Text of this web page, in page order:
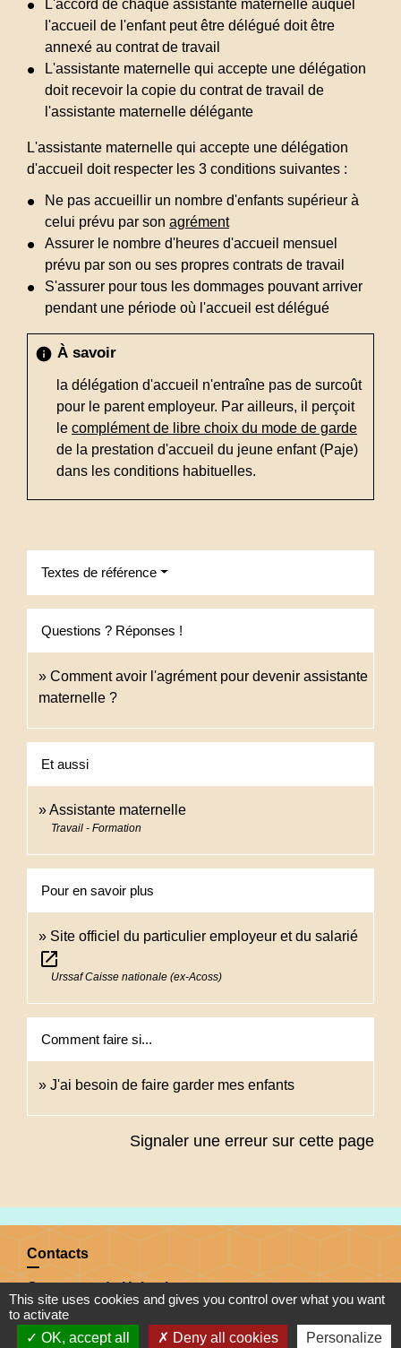
L'accord de chaque assistante maternelle auquel
l'accueil de l'enfant peut être délégué doit être
annexé au contrat de travail
L'assistante maternelle qui accepte une délégation
doit recevoir la copie du contrat de travail de
l'assistante maternelle délégante
L'assistante maternelle qui accepte une délégation
d'accueil doit respecter les 3 conditions suivantes :
Ne pas accueillir un nombre d'enfants supérieur à
celui prévu par son agrément
Assurer le nombre d'heures d'accueil mensuel
prévu par son ou ses propres contrats de travail
S'assurer pour tous les dommages pouvant arriver
pendant une période où l'accueil est délégué
info À savoir
la délégation d'accueil n'entraîne pas de surcoût
pour le parent employeur. Par ailleurs, il perçoit
le complément de libre choix du mode de garde
de la prestation d'accueil du jeune enfant (Paje)
dans les conditions habituelles.
Textes de référence
Questions ? Réponses !
Comment avoir l'agrément pour devenir assistante
maternelle ?
Et aussi
Assistante maternelle
Travail - Formation
Pour en savoir plus
Site officiel du particulier employeur et du salarié
open_in_new
Urssaf Caisse nationale (ex-Acoss)
Comment faire si...
J'ai besoin de faire garder mes enfants
Signaler une erreur sur cette page
Contacts
Commune de Heimsbrunn
11 rue de Belfort
68990 Heimsbrunn - FRANCE
This site uses cookies and gives you control over what you want
to activate
OK, accept all
Deny all cookies Personalize